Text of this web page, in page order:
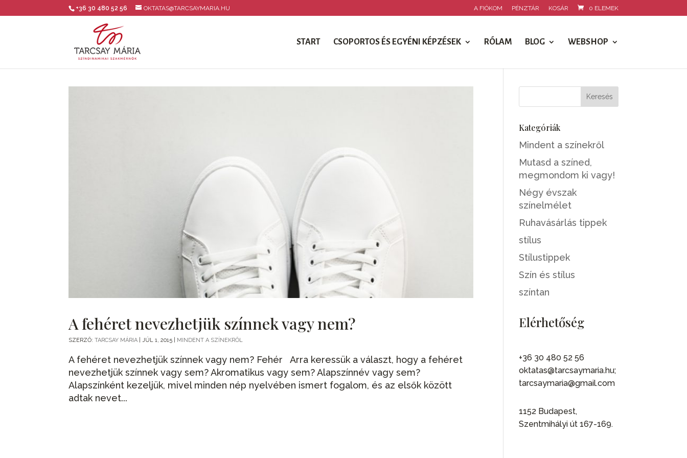
+36 30 480 52 56 OKTATAS@TARCSAYMARIA.HU A FIÓKOM PÉNZTÁR KOSÁR 0 ELEMEK
START CSOPORTOS ÉS EGYÉNI KÉPZÉSEK RÓLAM BLOG WEBSHOP
A fehéret nevezhetjük színnek vagy nem?
SZERZŐ:TARCSAY MÁRIA |JÚL 1, 2015 MINDENT A SZÍNEKRŐL
A fehéret nevezhetjük színnek vagy nem? Fehér Arra keressük a választ, hogy a fehéret
nevezhetjük színnek vagy sem? Akromatikus vagy sem? Alapszínnév vagy sem?
Alapszínként kezeljük, mivel minden nép nyelvében ismert fogalom, és az elsők között
adtak nevet...
Kategóriák
Mindent a színekről
Mutasd a színed,
megmondom ki vagy!
Négy évszak
színelmélet
Ruhavásárlás tippek
stílus
Stílustippek
Szín és stílus
színtan
Elérhetőség
+36 30 480 52 56
oktatas@tarcsaymaria.hu;
tarcsaymaria@gmail.com
1152 Budapest,
Szentmihályi út 167-169.